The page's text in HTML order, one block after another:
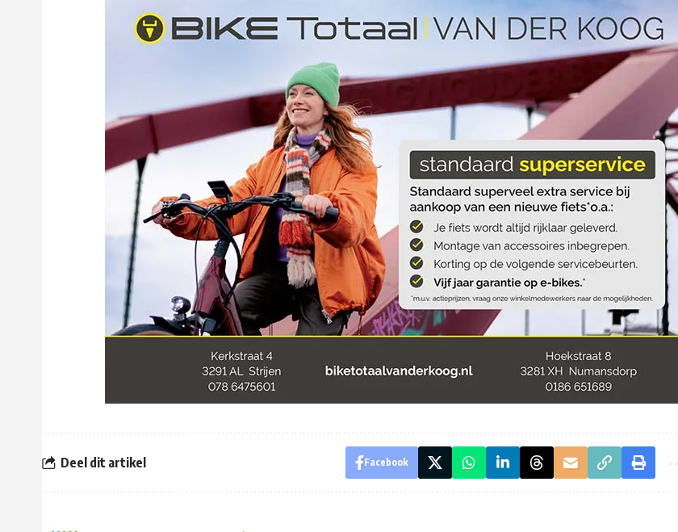
Deel dit artikel Facebook